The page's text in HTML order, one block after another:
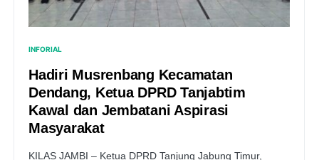
INFORIAL
Hadiri Musrenbang Kecamatan
Dendang, Ketua DPRD Tanjabtim
Kawal dan Jembatani Aspirasi
Masyarakat
KILAS JAMBI – Ketua DPRD Tanjung Jabung Timur,